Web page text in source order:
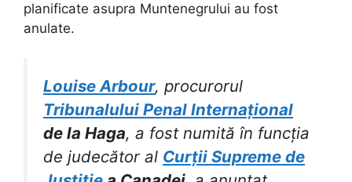
planificate asupra Muntenegrului au fost
anulate.
Louise Arbour, procurorul
Tribunalului Penal Internațional
de la Haga, a fost numită în funcția
de judecător al Curții Supreme de